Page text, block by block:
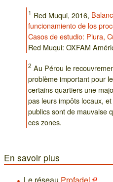
1 Red Muqui, 2016,
funcionamiento de los
Casos de estudio: Piura,
Red Muqui: OXFAM
2 Au Pérou le
problème important pour
certains quartiers une
pas leurs impôts locaux,
publics sont de mauvaise
ces zones.
En savoir plus
Le réseau Profadel